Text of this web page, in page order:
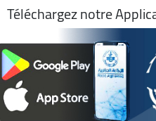
Téléchargez notre